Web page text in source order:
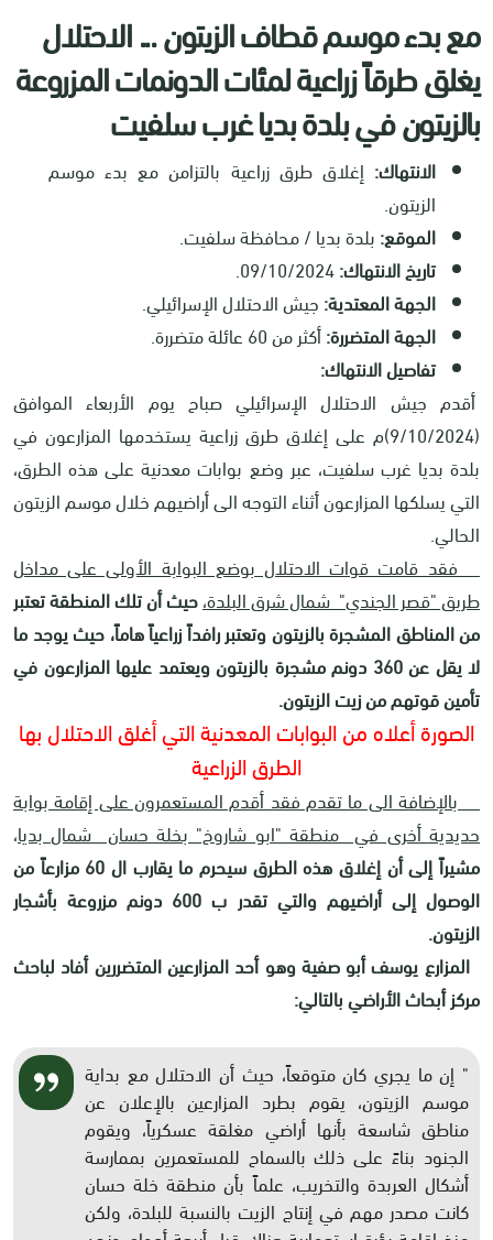
مع بدء موسم قطاف الزيتون ... الاحتلال
يغلق طرقاً زراعية لمئات الدونمات المزروعة
بالزيتون في بلدة بديا غرب سلفيت
الانتهاك: إغلاق طرق زراعية بالتزامن مع بدء موسم
الزيتون.
الموقع:بلدة بديا / محافظة سلفيت.
تاريخ الانتهاك:09/10/2024.
الجهة المعتدية:جيش الاحتلال الإسرائيلي.
الجهة المتضررة:أكثر من 60 عائلة متضررة.
تفاصيل الانتهاك:
أقدم جيش الاحتلال الإسرائيلي صباح يوم الأربعاء الموافق
(9/10/2024)م على إغلاق طرق زراعية يستخدمها المزارعون في
بلدة بديا غرب سلفيت، عبر وضع بوابات معدنية على هذه الطرق،
التي يسلكها المزارعون أثناء التوجه الى أراضيهم خلال موسم الزيتون
الحالي.
فقد قامت قوات الاحتلال بوضع البوابة الأولى على مداخل
طريق"قصر الجندي" شمال شرق البلدة،حيث أن تلك المنطقة تعتبر
من المناطق المشجرة بالزيتون وتعتبر رافداً زراعياً هاماً، حيث يوجد ما
لا يقل عن 360 دونم مشجرة بالزيتون ويعتمد عليها المزارعون في
تأمين قوتهم من زيت الزيتون.
الصورة أعلاه من البوابات المعدنية التي أغلق الاحتلال بها
الطرق الزراعية
بالإضافة الى ما تقدم فقد أقدم المستعمرون على إقامة بوابة
حديدية أخرى في منطقة "ابو شاروخ" بخلة حسان شمال بديا،
مشيراً إلى أن إغلاق هذه الطرق سيحرم ما يقارب ال 60 مزارعاً من
الوصول إلى أراضيهم والتي تقدر ب 600 دونم مزروعة بأشجار
الزيتون.
المزارع يوسف أبو صفية وهو أحد المزارعين المتضررين أفاد لباحث
مركز أبحاث الأراضي بالتالي:
" إن ما يجري كان متوقعاً، حيث أن الاحتلال مع بداية
موسم الزيتون، يقوم بطرد المزارعين بالإعلان عن
مناطق شاسعة بأنها أراضي مغلقة عسكرياً، ويقوم
الجنود بناءً على ذلك بالسماح للمستعمرين بممارسة
أشكال العربدة والتخريب، علماً بأن منطقة خلة حسان
كانت مصدر مهم في إنتاج الزيت بالنسبة للبلدة، ولكن